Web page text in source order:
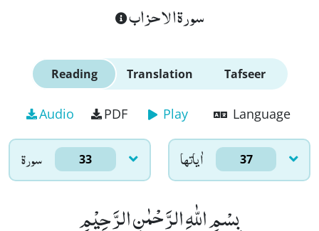
سورة الاحزاب
Reading Translation Tafseer
Audio PDF Play Language
سورۃ 33 اٰياتها 37
بِسْمِ اللّٰهِ الرَّحْمٰنِ الرَّحِیْمِ